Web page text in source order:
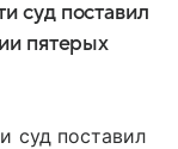
суд поставил
пятерых
суд поставил